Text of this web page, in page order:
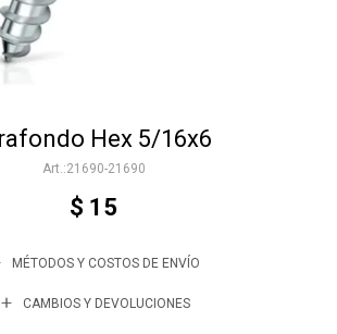
Hex 5/16x6
21690-21690
$ 15
MÉTODOS Y COSTOS DE ENVÍO
CAMBIOS Y DEVOLUCIONES